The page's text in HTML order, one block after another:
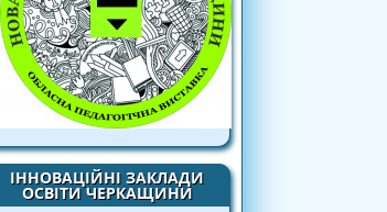
ІННОВАЦІЙНІ ЗАКЛАДИ
ОСВІТИ ЧЕРКАЩИНИ